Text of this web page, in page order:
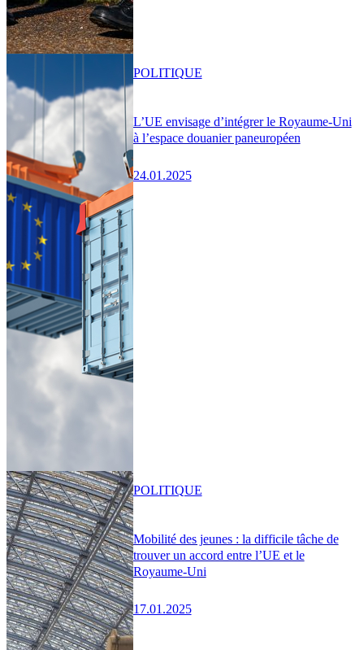
L’UE envisage d’intégrer le Royaume-Uni
à l’espace douanier paneuropéen
24.01.2025
POLITIQUE
Mobilité des jeunes : la difficile tâche de
trouver un accord entre l’UE et le
Royaume-Uni
17.01.2025
POLITIQUE